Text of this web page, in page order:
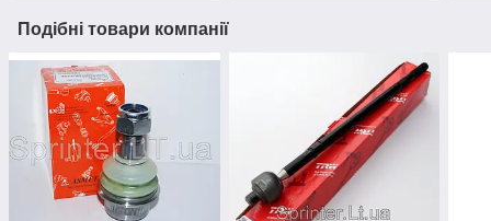
Подібні товари компанії